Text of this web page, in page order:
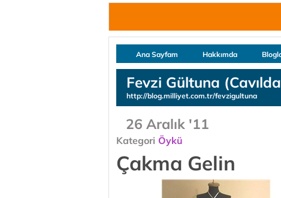
Ana Sayfam Hakkımda
Fevzi Gültuna
http://blog.milliyet.com.tr/fevzigultuna
26 Aralık '11
Kategori Öykü
Çakma Gelin